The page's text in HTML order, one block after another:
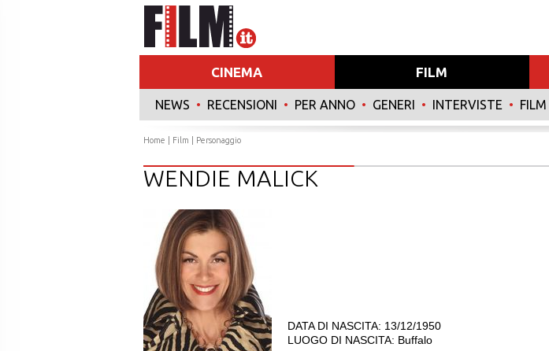
CINEMA FILM
NEWS • RECENSIONI • PER ANNO • GENERI • INTERVISTE •
Home Film | Personaggio
WENDIE MALICK
DATA DI NASCITA: 13/12/1950
LUOGO DI NASCITA: Buffalo